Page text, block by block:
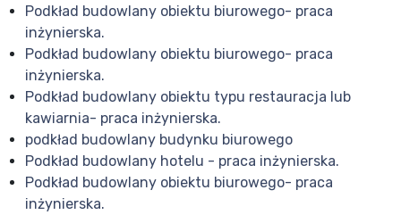
Podkład budowlany obiektu biurowego- praca
inżynierska.
Podkład budowlany obiektu biurowego- praca
inżynierska.
Podkład budowlany obiektu typu restauracja lub
kawiarnia- praca inżynierska.
podkład budowlany budynku biurowego
Podkład budowlany hotelu - praca inżynierska.
Podkład budowlany obiektu biurowego- praca
inżynierska.